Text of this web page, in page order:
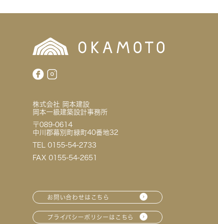
株式会社 岡本建設
岡本一級建築設計事務所
〒089-0614
中川郡幕別町緑町40番地32
TEL 0155-54-2733
FAX 0155-54-2651
お問い合わせはこちら
プライバシーポリシーはこちら